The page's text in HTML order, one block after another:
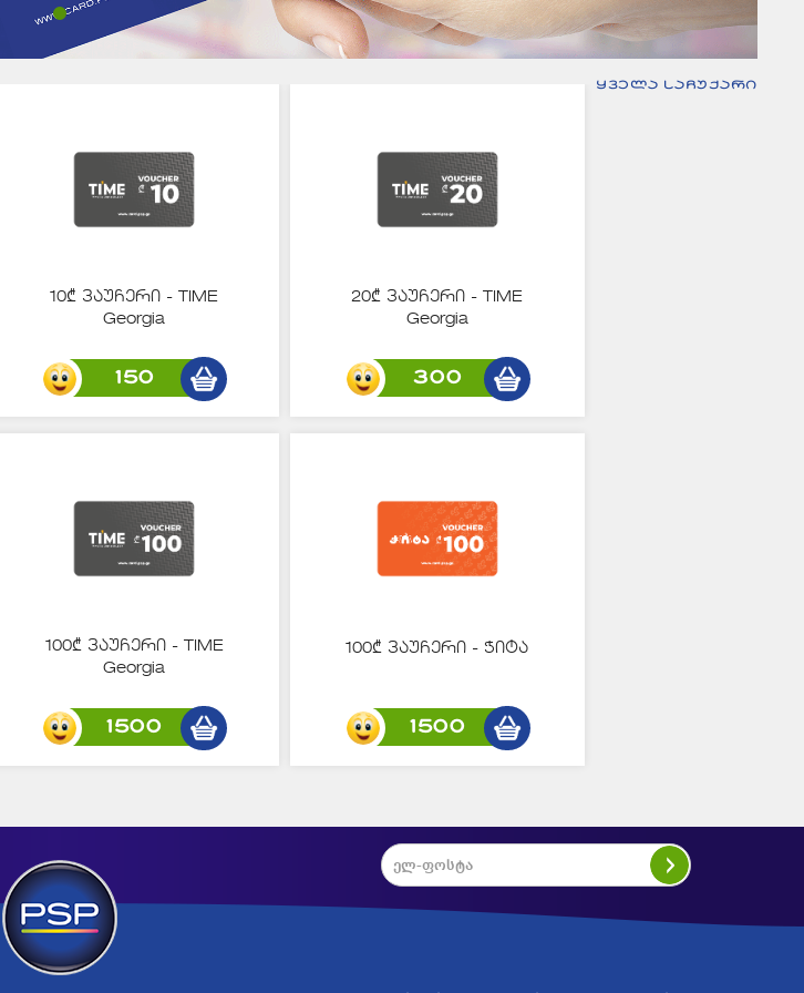
ყველა საჩუქარი
10₾ ვაუჩერი - TIME
Georgia
150
20₾ ვაუჩერი - TIME
Georgia
300
100₾ ვაუჩერი - TIME
Georgia
1500
100₾ ვაუჩერი - ჭიტა
1500